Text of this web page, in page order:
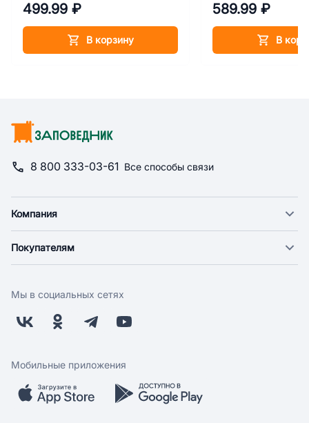
499.99 ₽
В корзину
589.99 ₽
В
8 800 333-03-61 Все способы связи
Компания
Новости
Поставщикам
Заводчикам
Обратная связь
Покупателям
Оплата
Бонусная программа
Скидки и акции
Мобильное приложение
Мы в социальных сетях
Мобильные приложения